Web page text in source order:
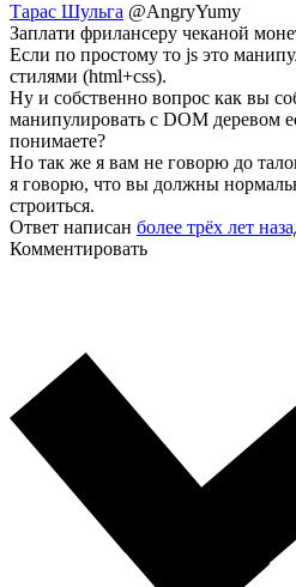
Тарас Шульга @AngryYumy
Заплати фрилансеру чеканой
Если по простому то js это
стилями (html+css).
Ну и собственно вопрос как вы
манипулировать с DOM деревом
понимаете?
Но так же я вам не говорю до
я говорю, что вы должны
строиться.
Ответ написан более трёх лет
Комментировать